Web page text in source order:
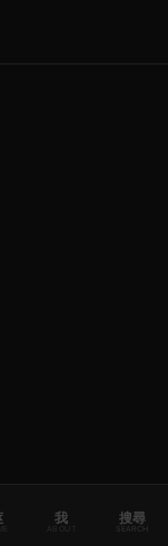
我 搜尋
SEARCH